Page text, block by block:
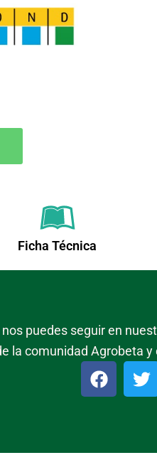
Ficha Técnica
puedes seguir en
la comunidad Agrobeta
F
a
T
w